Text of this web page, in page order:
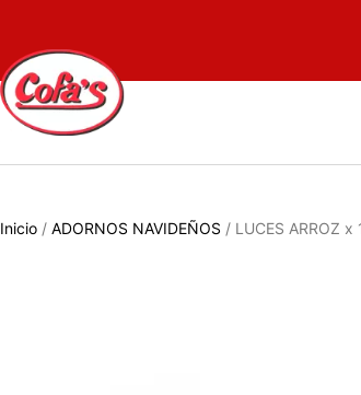
Inicio / ADORNOS NAVIDEÑOS / LUCES ARROZ